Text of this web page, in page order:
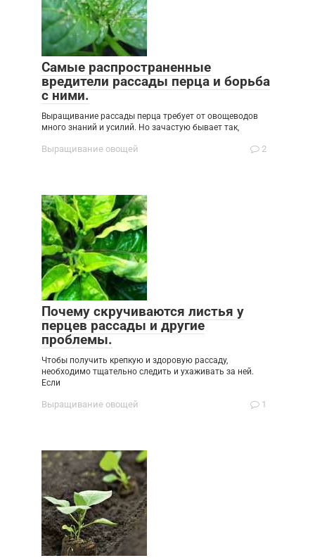
Самые распространенные
вредители рассады перца и борьба
с ними.
Выращивание рассады перца требует от овощеводов
много знаний и усилий. Но зачастую бывает так,
Выращивание овощей 2
Почему скручиваются листья у
перцев рассады и другие
проблемы.
Чтобы получить крепкую и здоровую рассаду,
необходимо тщательно следить и ухаживать за ней.
Если
Выращивание овощей 1